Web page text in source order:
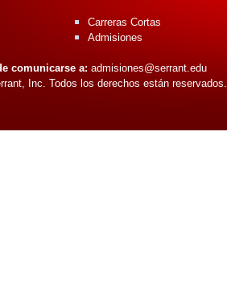
Carreras Cortas
Admisiones
comunicarse a: admisiones@serrant.edu
Inc. Todos los derechos están reservados.